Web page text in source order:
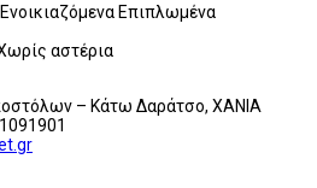
Ενοικιαζόμενα Επιπλωμένα
αστέρια
– Κάτω Δαράτσο, ΧΑΝΙΑ